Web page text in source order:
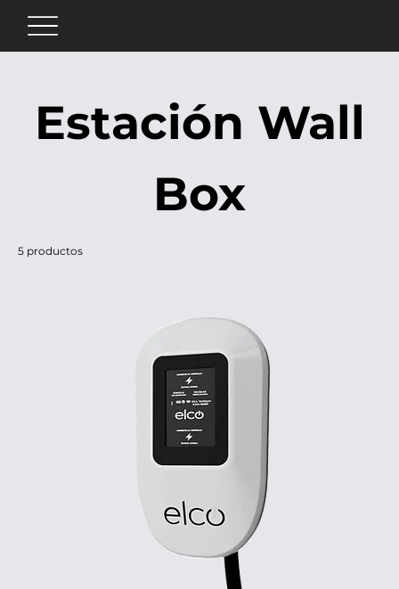
Estación Wall
Box
5 productos